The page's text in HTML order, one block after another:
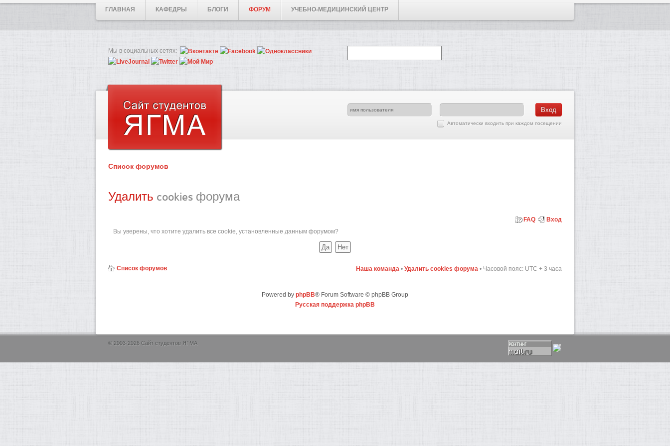
ГЛАВНАЯ КАФЕДРЫ БЛОГИ ФОРУМ УЧЕБНО-МЕДИЦИНСКИЙ ЦЕНТР
Мы в социальных сетях:
Автоматически входить при каждом посещении
Список форумов
Удалить cookies форума
FAQ
Вход
Вы уверены, что хотите удалить все cookie, установленные данным форумом?
Список форумов Наша команда • Удалить cookies форума • Часовой пояс: UTC + 3 часа
Powered by phpBB® Forum Software © phpBB Group
Русская поддержка phpBB
© 2003-2026 Сайт студентов ЯГМА